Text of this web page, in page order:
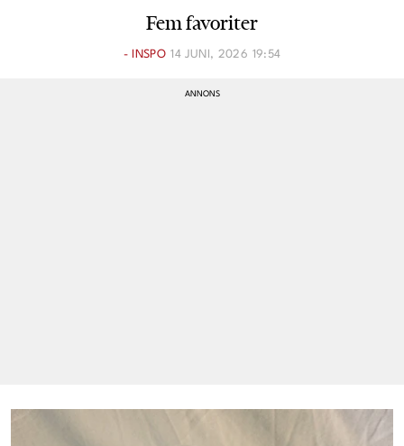
Fem favoriter
- INSPO 14 JUNI, 2026 19:54